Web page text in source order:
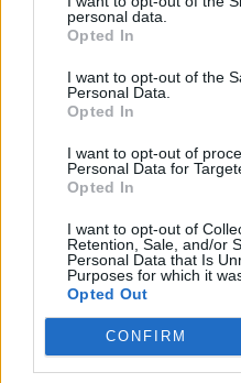
personal data.
Opted In
I want to opt-out of the
Personal Data.
Opted In
I want to opt-out of
Personal Data for
Opted In
I want to opt-out of
Retention, Sale, and/or
Personal Data that Is
Purposes for which it
Opted Out
CONFIRM
A rendszerváltást
széttöredezett volt:
16-
párhuzamos
elaprózódásához
azonban új szintre
kutatási és oktatási
rugalmasabb működést
versenyképességet hozott:
Ma már alulról